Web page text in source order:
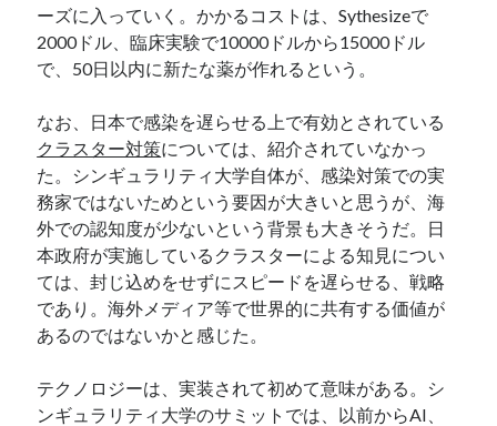
ーズに入っていく。かかるコストは、Sythesizeで
2000ドル、臨床実験で10000ドルから15000ドル
で、50日以内に新たな薬が作れるという。
なお、日本で感染を遅らせる上で有効とされている
クラスター対策については、紹介されていなかっ
た。シンギュラリティ大学自体が、感染対策での実
務家ではないためという要因が大きいと思うが、海
外での認知度が少ないという背景も大きそうだ。日
本政府が実施しているクラスターによる知見につい
ては、封じ込めをせずにスピードを遅らせる、戦略
であり。海外メディア等で世界的に共有する価値が
あるのではないかと感じた。
テクノロジーは、実装されて初めて意味がある。シ
ンギュラリティ大学のサミットでは、以前からAI、